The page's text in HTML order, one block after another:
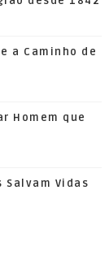
a Caminho de
Homem que
Salvam Vidas